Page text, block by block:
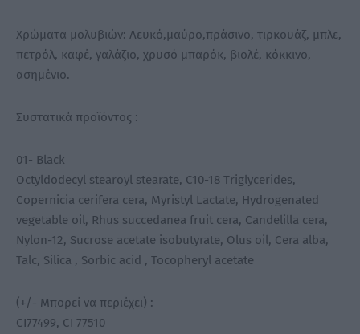
Χρώματα μολυβιών: Λευκό,μαύρο,πράσινο, τιρκουάζ, μπλε,
πετρόλ, καφέ, γαλάζιο, χρυσό μπαρόκ, βιολέ, κόκκινο,
ασημένιο.
Συστατικά προϊόντος :
01- Black
Octyldodecyl stearoyl stearate, C10-18 Triglycerides,
Copernicia cerifera cera, Myristyl Lactate, Hydrogenated
vegetable oil, Rhus succedanea fruit cera, Candelilla cera,
Nylon-12, Sucrose acetate isobutyrate, Olus oil, Cera alba,
Talc, Silica , Sorbic acid , Tocopheryl acetate
(+/- Μπορεί να περιέχει) :
CI77499, CI 77510